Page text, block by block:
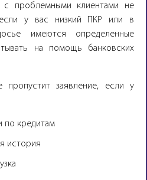
с проблемными клиентами не
у вас низкий ПКР или в
имеются определенные
на помощь банковских
пропустит заявление, если у
по кредитам
история